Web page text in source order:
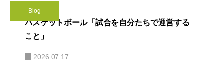
Blog
バスケットボール「試合を自分たちで運営する
こと」
2026.07.17